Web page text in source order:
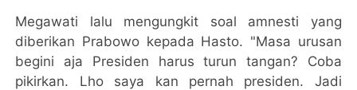
Megawati lalu mengungkit soal amnesti yang
diberikan Prabowo kepada Hasto. "Masa urusan
begini aja Presiden harus turun tangan? Coba
pikirkan. Lho saya kan pernah presiden. Jadi